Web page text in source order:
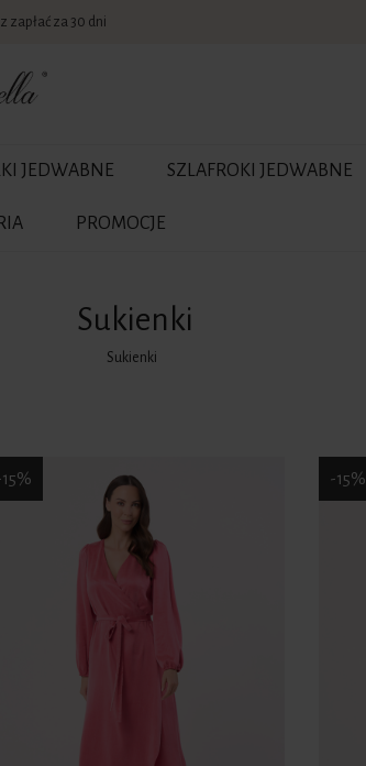
zapłać za 30 dni
JEDWABNE SZLAFROKI JEDWABNE
PROMOCJE
Sukienki
Sukienki
-15%